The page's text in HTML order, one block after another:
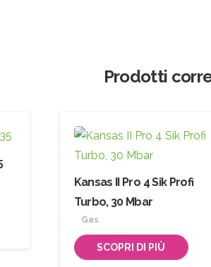
Prodotti
Kansas II Pro 4 Sik Profi
Turbo, 30 Mbar
Gas
SCOPRI DI PIÙ